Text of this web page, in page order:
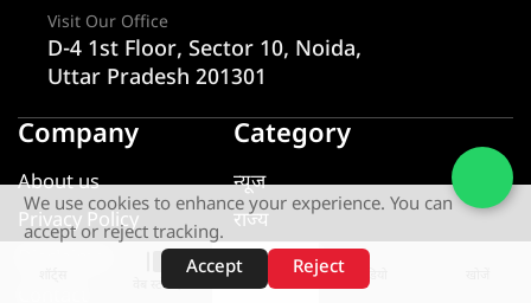
वेब स्टोरीज़
Visit Our Office
D-4 1st Floor, Sector 10, Noida,
Uttar Pradesh 201301
Company
About us
Privacy Policy
Category
न्यूज
राज्य
एक्सक्लूसिव
यूटीलिटी
We use cookies to enhance your experience. You can
accept or reject tracking.
Accept
Reject